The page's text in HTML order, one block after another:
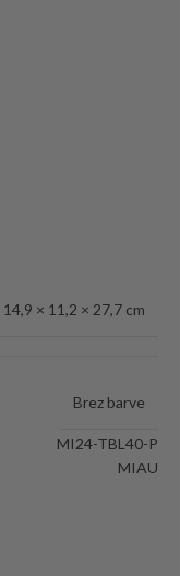
14,9 × 11,2 × 27,7 cm
Brez barve
MI24-TBL40-P
MIAU